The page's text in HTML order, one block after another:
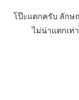
โป๊ะแตกครับ ลักษ
ไม่น่าแตกเท่